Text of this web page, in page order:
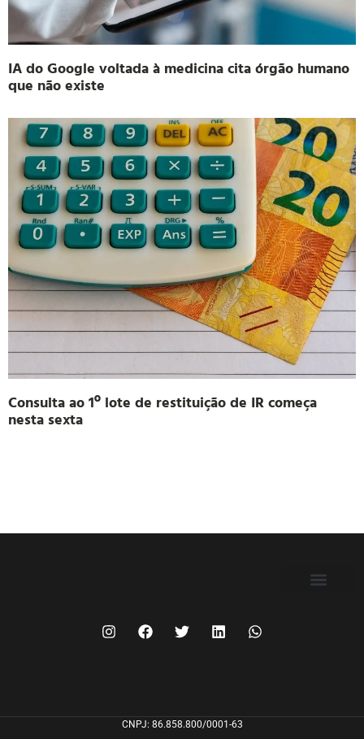
IA do Google voltada à medicina cita órgão humano
que não existe
Consulta ao 1º lote de restituição de IR começa
nesta sexta
CNPJ: 86.858.800/0001-63